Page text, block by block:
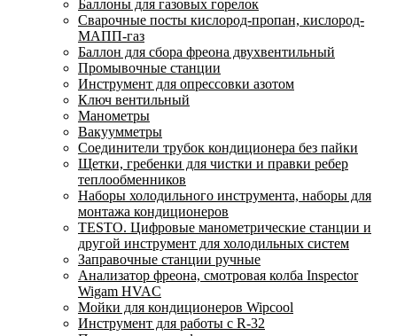
Баллоны для газовых горелок
Сварочные посты кислород-пропан, кислород-
МАПП-газ
Баллон для сбора фреона двухвентильный
Промывочные станции
Инструмент для опрессовки азотом
Ключ вентильный
Манометры
Вакуумметры
Соединители трубок кондиционера без пайки
Щетки, гребенки для чистки и правки ребер
теплообменников
Наборы холодильного инструмента, наборы для
монтажа кондиционеров
TESTO. Цифровые манометрические станции и
другой инструмент для холодильных систем
Заправочные станции ручные
Анализатор фреона, смотровая колба Inspector
Wigam HVAC
Мойки для кондиционеров Wipcool
Инструмент для работы с R-32